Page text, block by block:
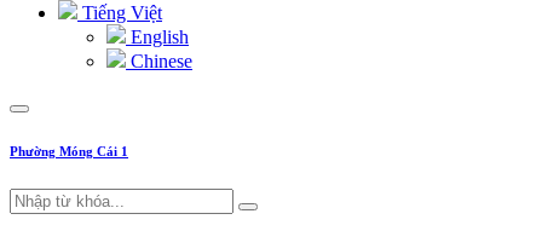
Tiếng Việt
English
Chinese
Phường Móng Cái 1